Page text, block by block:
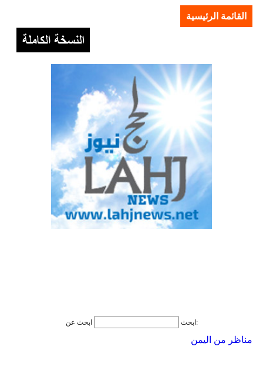
القائمة الرئيسية
ابحث ابحث عن:
مناظر من اليمن